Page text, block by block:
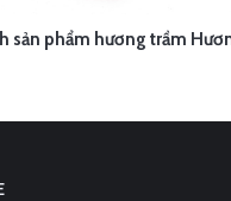
HỆ XEM NHANH